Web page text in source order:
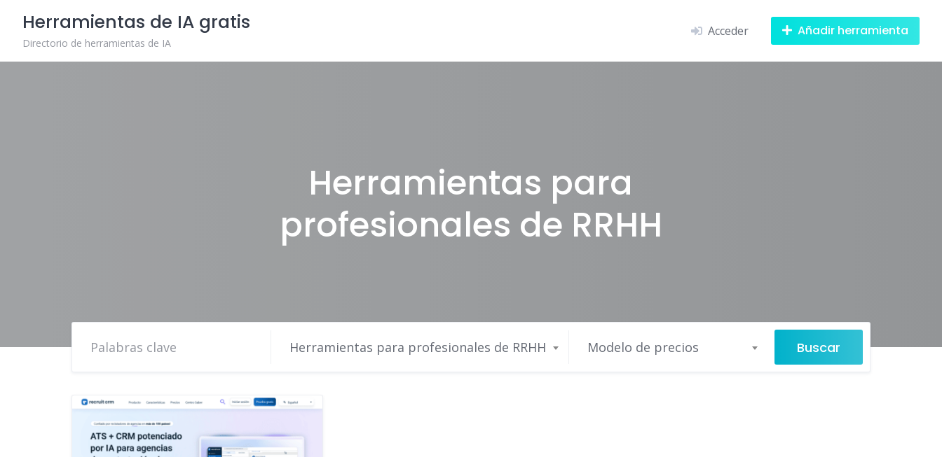
content
Herramientas de IA gratis
Directorio de herramientas de IA
Acceder Añadir herramienta
Herramientas para
profesionales de RRHH
Herramientas para profesionales de RRHH Modelo de precios Buscar